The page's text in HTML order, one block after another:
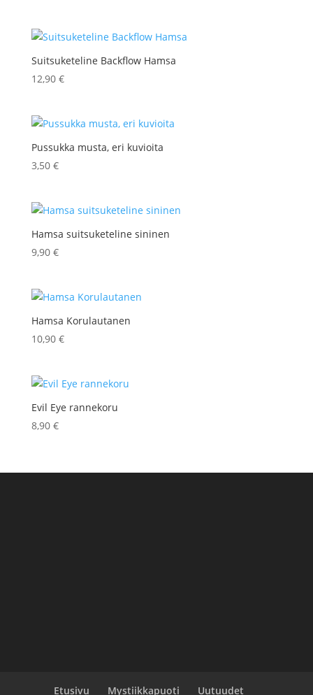
Suitsuketeline Backflow Hamsa
12,90 €
Pussukka musta, eri kuvioita
3,50 €
Hamsa suitsuketeline sininen
9,90 €
Hamsa Korulautanen
10,90 €
Evil Eye rannekoru
8,90 €
Etusivu Mystiikkapuoti Uutuudet